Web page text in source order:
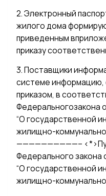
2. Электронный
жилого дома
приведенным
приказу
3. Поставщики
системе
приказом, в
Федеральногозакона
“О государственной
жилищно-
——————————–
Федерального закона
“О государственной
жилищно-